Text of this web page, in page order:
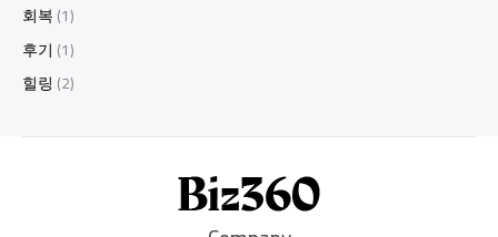
회복(1)
후기 (1)
힐링 (2)